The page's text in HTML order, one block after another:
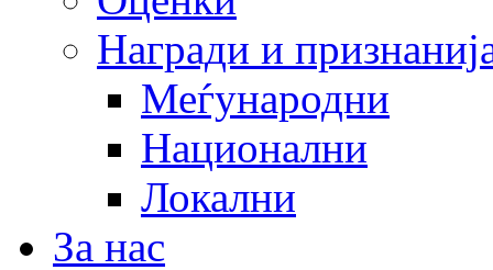
Награди и
Меѓународни
Национални
Локални
За нас